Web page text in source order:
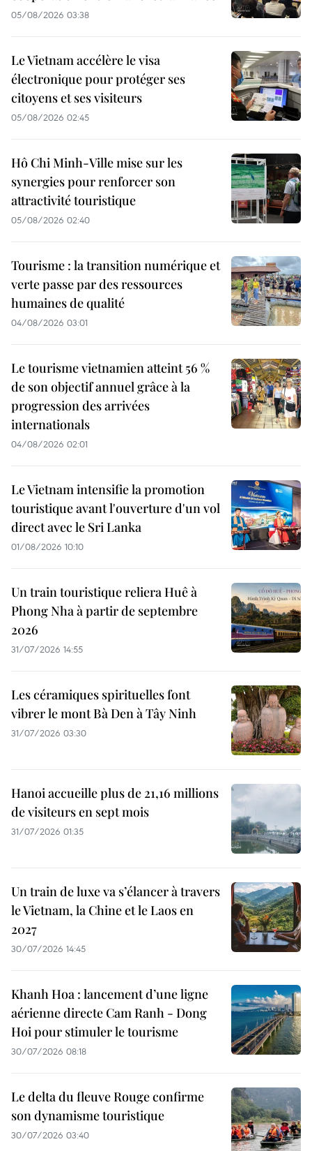
05/08/2026 03:38
Le Vietnam accélère le visa
électronique pour protéger ses
citoyens et ses visiteurs
05/08/2026 02:45
Hô Chi Minh-Ville mise sur les
synergies pour renforcer son
attractivité touristique
05/08/2026 02:40
Tourisme : la transition numérique et
verte passe par des ressources
humaines de qualité
04/08/2026 03:01
Le tourisme vietnamien atteint 56 %
de son objectif annuel grâce à la
progression des arrivées
internationals
04/08/2026 02:01
Le Vietnam intensifie la promotion
touristique avant l'ouverture d'un vol
direct avec le Sri Lanka
01/08/2026 10:10
Un train touristique reliera Huê à
Phong Nha à partir de septembre
2026
31/07/2026 14:55
Les céramiques spirituelles font
vibrer le mont Bà Den à Tây Ninh
31/07/2026 03:30
Hanoi accueille plus de 21,16 millions
de visiteurs en sept mois ​
31/07/2026 01:35
Un train de luxe va s’élancer à travers
le Vietnam, la Chine et le Laos en
2027
30/07/2026 14:45
Khanh Hoa : lancement d’une ligne
aérienne directe Cam Ranh - Dong
Hoi pour stimuler le tourisme
30/07/2026 08:18
Le delta du fleuve Rouge confirme
son dynamisme touristique
30/07/2026 03:40